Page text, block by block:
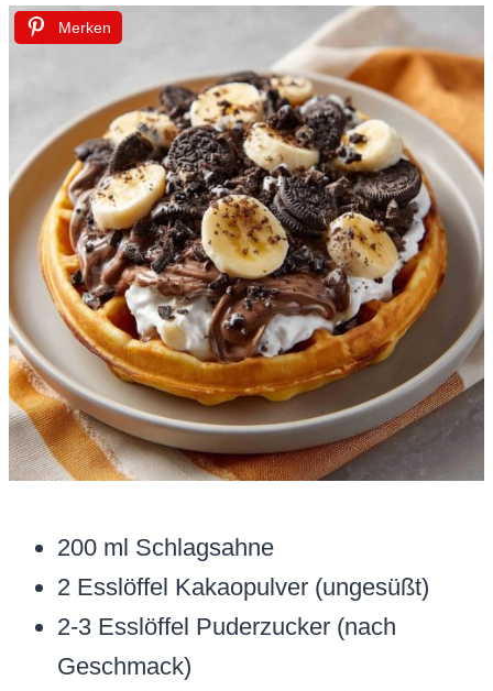
Merken
200 ml Schlagsahne
2 Esslöffel Kakaopulver (ungesüßt)
2-3 Esslöffel Puderzucker (nach
Geschmack)